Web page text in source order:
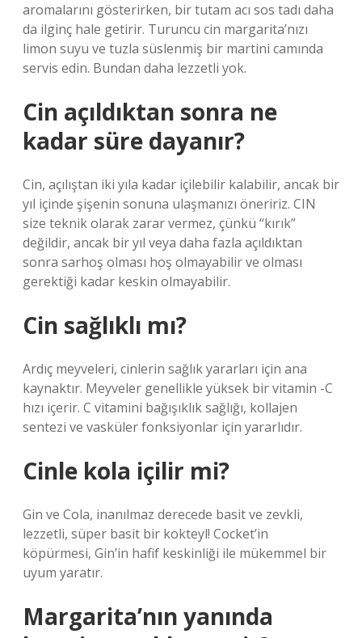
aromalarını gösterirken, bir tutam acı sos tadı daha
da ilginç hale getirir. Turuncu cin margarita’nızı
limon suyu ve tuzla süslenmiş bir martini camında
servis edin. Bundan daha lezzetli yok.
Cin açıldıktan sonra ne
kadar süre dayanır?
Cin, açılıştan iki yıla kadar içilebilir kalabilir, ancak bir
yıl içinde şişenin sonuna ulaşmanızı öneririz. CIN
size teknik olarak zarar vermez, çünkü “kırık”
değildir, ancak bir yıl veya daha fazla açıldıktan
sonra sarhoş olması hoş olmayabilir ve olması
gerektiği kadar keskin olmayabilir.
Cin sağlıklı mı?
Ardıç meyveleri, cinlerin sağlık yararları için ana
kaynaktır. Meyveler genellikle yüksek bir vitamin -C
hızı içerir. C vitamini bağışıklık sağlığı, kollajen
sentezi ve vasküler fonksiyonlar için yararlıdır.
Cinle kola içilir mi?
Gin ve Cola, inanılmaz derecede basit ve zevkli,
lezzetli, süper basit bir kokteyl! Cocket’in
köpürmesi, Gin’in hafif keskinliği ile mükemmel bir
uyum yaratır.
Margarita’nın yanında